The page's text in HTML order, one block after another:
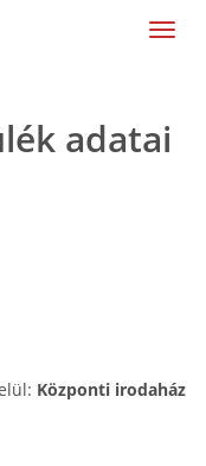
adatai
Központi irodaház